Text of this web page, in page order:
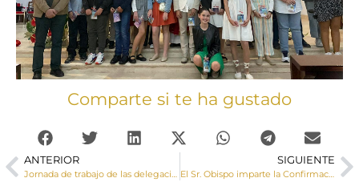
Comparte si te ha gustado
ANTERIOR
Jornada de trabajo de las delegaciones de Apostolado Seglar de la Provincia Eclesiástica
SIGUIENTE
El Sr. Obispo imparte la Confirmación a un grupo de adolescentes de Villar de Olalla